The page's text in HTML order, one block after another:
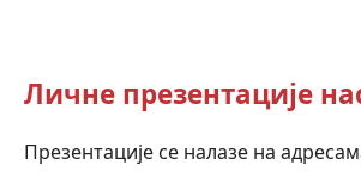
Личне презентације
Презентације се налазе на